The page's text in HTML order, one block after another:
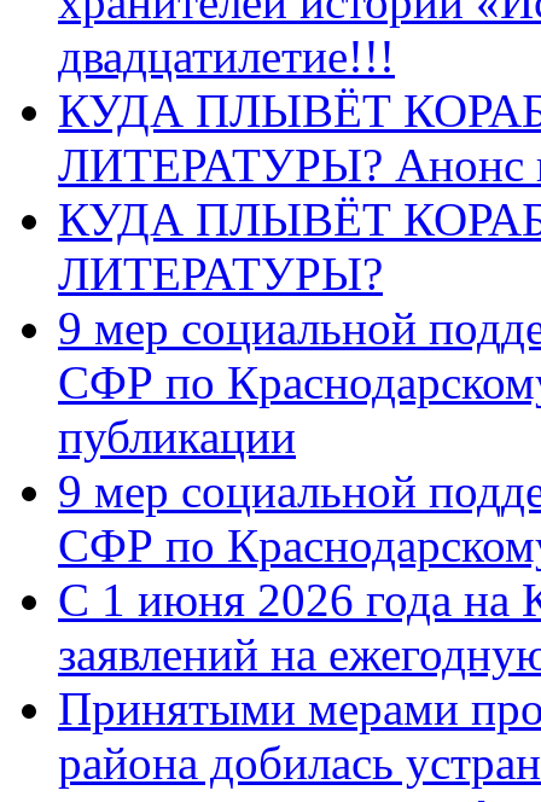
двадцатилетие!!!
КУДА ПЛЫВЁТ
ЛИТЕРАТУРЫ? Анонс
КУДА ПЛЫВЁТ
ЛИТЕРАТУРЫ?
9 мер социальной
СФР по
публикации
9 мер социальной
СФР по
С 1 июня 2026 года на
заявлений на
Принятыми мерами
района добилась